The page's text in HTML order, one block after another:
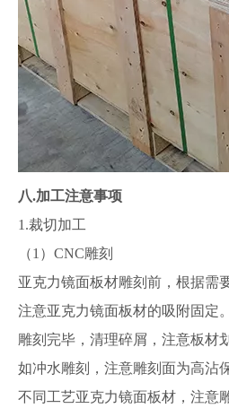
八.加工注意事项
1.裁切加工
（1）CNC雕刻
亚克力镜面板材雕刻前，根据需
注意亚克力镜面板材的吸附固定。
雕刻完毕，清理碎屑，注意板材
如冲水雕刻，注意雕刻面为高沾
不同工艺亚克力镜面板材，注意